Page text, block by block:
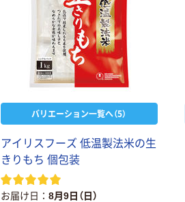
バリエーション一覧へ（5）
アイリスフーズ 低温製法米の生
きりもち 個包装
お届け日 8月9日（日）